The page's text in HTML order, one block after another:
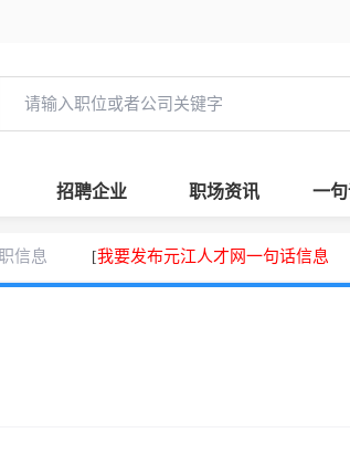
招聘企业 职场资讯 一
信息 [我要发布元江人才网一句话信息